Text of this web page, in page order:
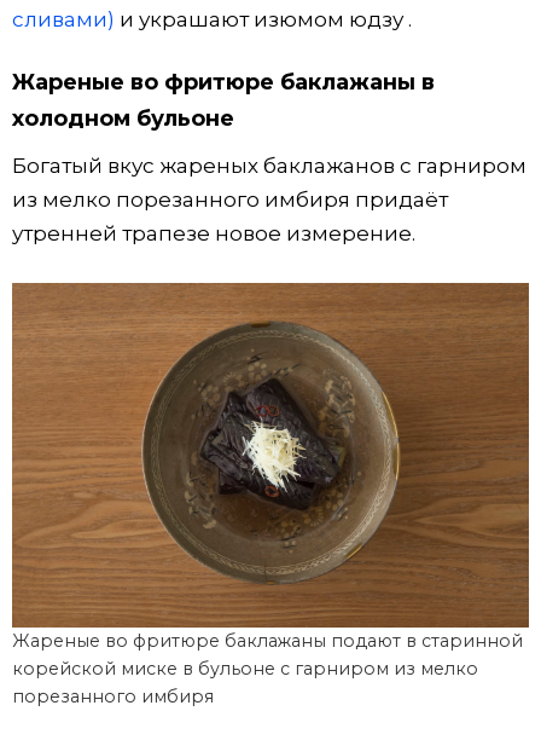
сливами) и украшают изюмом юдзу .
Жареные во фритюре баклажаны в
холодном бульоне
Богатый вкус жареных баклажанов с гарниром
из мелко порезанного имбиря придаёт
утренней трапезе новое измерение.
Жареные во фритюре баклажаны подают в старинной
корейской миске в бульоне с гарниром из мелко
порезанного имбиря